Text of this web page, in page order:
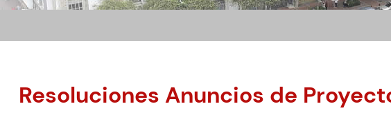
Resoluciones Anuncios de